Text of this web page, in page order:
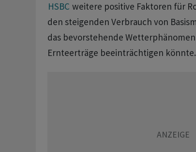
HSBC weitere positive Faktoren für
den steigenden Verbrauch von
das bevorstehende
Ernteerträge beeinträchtigen könnte.